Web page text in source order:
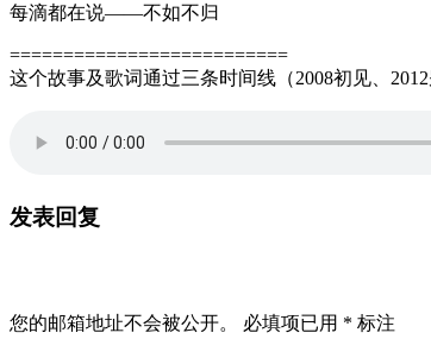
每滴都在说——不如不归
==========================
这个故事及歌词通过三条时间线（2008初见、
发表回复
您的邮箱地址不会被公开。 必填项已用 * 标注